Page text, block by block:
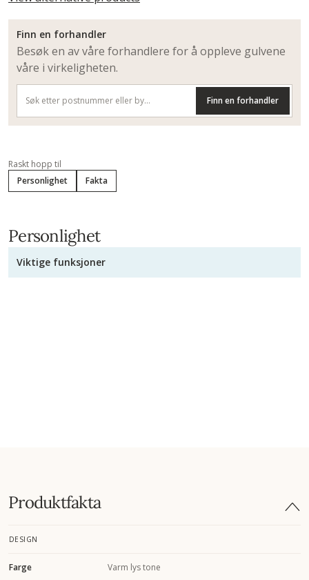
Finn en forhandler
Besøk en av våre forhandlere for å oppleve gulvene
våre i virkeligheten.
Finn en forhandler
Raskt hopp til
Personlighet
Fakta
Personlighet
Viktige funksjoner
Produktfakta
DESIGN
Farge Varm lys tone